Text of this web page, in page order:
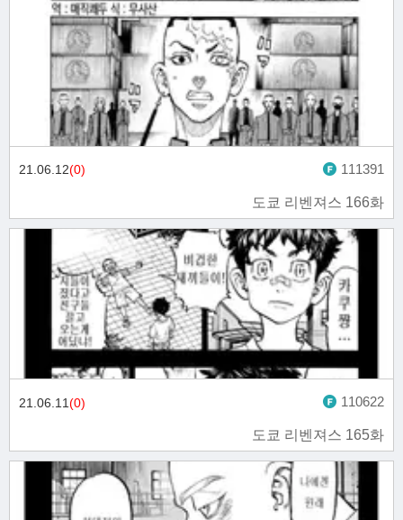
도쿄 리벤져스 166화
21.06.12(0) 111391
도쿄 리벤져스 165화
21.06.11(0) 110622